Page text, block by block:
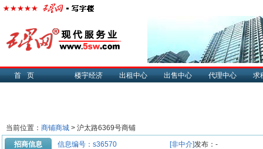
首页 楼宇经济 出租中心 出售中心 代理中心 求
当前位置： 商铺商城 > 沪太路6369号商铺
招商信息
信息编号：s36570 [非中介]发布：-